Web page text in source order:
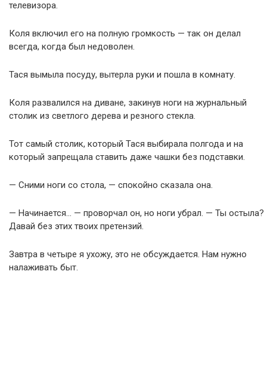
телевизора.
Коля включил его на полную громкость — так он делал
всегда, когда был недоволен.
Тася вымыла посуду, вытерла руки и пошла в комнату.
Коля развалился на диване, закинув ноги на журнальный
столик из светлого дерева и резного стекла.
Тот самый столик, который Тася выбирала полгода и на
который запрещала ставить даже чашки без подставки.
— Сними ноги со стола, — спокойно сказала она.
— Начинается… — проворчал он, но ноги убрал. — Ты остыла?
Давай без этих твоих претензий.
Завтра в четыре я ухожу, это не обсуждается. Нам нужно
налаживать быт.